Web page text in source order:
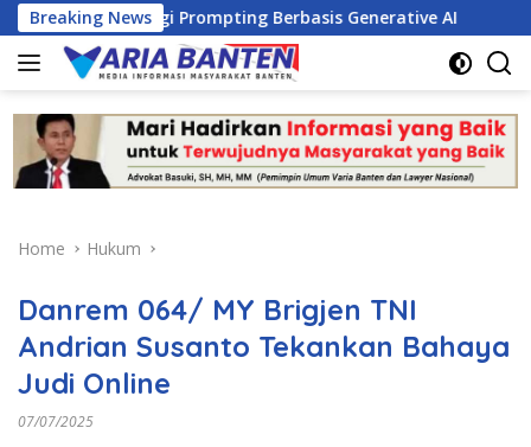
Skip
to
content
Breaking News
Strategi Prompting Berbasis Generative AI PKM
Home Hukum
Danrem 064/ MY Brigjen TNI
Andrian Susanto Tekankan Bahaya
Judi Online
07/07/2025